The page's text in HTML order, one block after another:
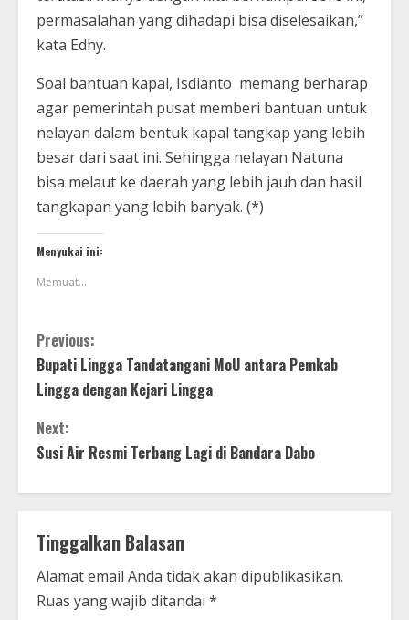
permasalahan yang dihadapi bisa diselesaikan,”
kata Edhy.
Soal bantuan kapal, Isdianto memang berharap
agar pemerintah pusat memberi bantuan untuk
nelayan dalam bentuk kapal tangkap yang lebih
besar dari saat ini. Sehingga nelayan Natuna
bisa melaut ke daerah yang lebih jauh dan hasil
tangkapan yang lebih banyak. (*)
Menyukai ini:
Memuat...
Previous:
Bupati Lingga Tandatangani MoU antara Pemkab
Lingga dengan Kejari Lingga
Next:
Susi Air Resmi Terbang Lagi di Bandara Dabo
Tinggalkan Balasan
Alamat email Anda tidak akan dipublikasikan.
Ruas yang wajib ditandai *